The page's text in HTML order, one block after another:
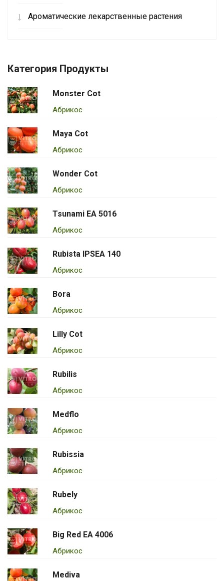
Ароматические лекарственные растения
Категория Продукты
Monster Cot
Абрикос
Maya Cot
Абрикос
Wonder Cot
Абрикос
Tsunami EA 5016
Абрикос
Rubista IPSEA 140
Абрикос
Bora
Абрикос
Lilly Cot
Абрикос
Rubilis
Абрикос
Medflo
Абрикос
Rubissia
Абрикос
Rubely
Абрикос
Big Red EA 4006
Абрикос
Mediva